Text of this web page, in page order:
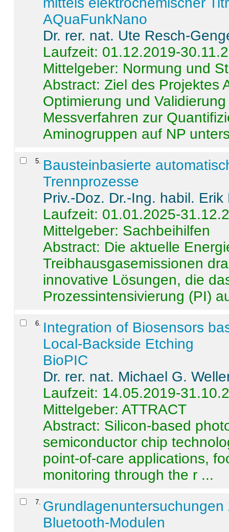
AQuaFunkNano
Dr. rer. nat. Ute Resch-
Laufzeit: 01.12.2019-
Mittelgeber: Normung und
Abstract:Ziel des Projektes
Optimierung und
Messverfahren zur
Aminogruppen auf NP
5
Bausteinbasierte
Trennprozesse
Priv.-Doz. Dr.-Ing. habil. Erik
Laufzeit: 01.01.2025-
Mittelgeber: Sachbeihilfen
Abstract: Die aktuelle
Treibhausgasemissionen
innovative Lösungen, die
Prozessintensivierung (PI)
6
Integration of Biosensors
Local-Backside Etching
BioPIC
Dr. rer. nat. Michael G.
Laufzeit: 14.05.2019-
Mittelgeber: ATTRACT
Abstract: Silicon-based
semiconductor chip
point-of-care applications,
monitoring through the r ...
7
Bluetooth-Modulen